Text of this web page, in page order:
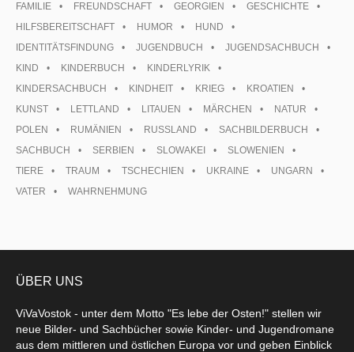
FAMILIE
FREUNDSCHAFT GEORGIEN
GESCHICHTE
HILFSBEREITSCHAFT
HUMOR
HUND
IDENTITÄTSFINDUNG
JUGENDBUCH
JUGENDSACHBUCH
KIND
KINDERBUCH
KINDERLYRIK
KINDERSACHBUCH
KINDHEIT KRIEG
KROATIEN
KUNST
LETTLAND LITAUEN MÄRCHEN
NATUR
POLEN
RUMÄNIEN RUSSLAND
SACHBILDERBUCH
SACHBUCH
SERBIEN SLOWAKEI
SLOWENIEN
TIERE
TRAUM TSCHECHIEN UKRAINE
UNGARN
VATER
WAHRNEHMUNG
ÜBER UNS
ViVaVostok - unter dem Motto "Es lebe der Osten!" stellen wir
neue Bilder- und Sachbücher sowie Kinder- und Jugendromane
aus dem mittleren und östlichen Europa vor und geben Einblick